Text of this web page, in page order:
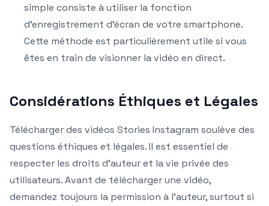
simple consiste à utiliser la fonction
d’enregistrement d’écran de votre smartphone.
Cette méthode est particulièrement utile si vous
êtes en train de visionner la vidéo en direct.
Considérations Éthiques et Légales
Télécharger des vidéos Stories Instagram soulève des
questions éthiques et légales. Il est essentiel de
respecter les droits d’auteur et la vie privée des
utilisateurs. Avant de télécharger une vidéo,
demandez toujours la permission à l’auteur, surtout si